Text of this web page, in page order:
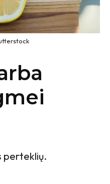
perteklių.